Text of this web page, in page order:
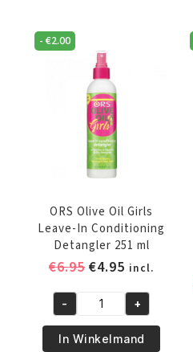
Coil
Calm
Detangler
aantal
-€2.00
ORS Olive Oil Girls
Leave-In Conditioning
Detangler 251 ml
€6.95Oorspronkelijke
was:
€6.95.
€4.95 Huidige
is:
€4.95.
incl.
ORS
Olive
- +
In Winkelmand